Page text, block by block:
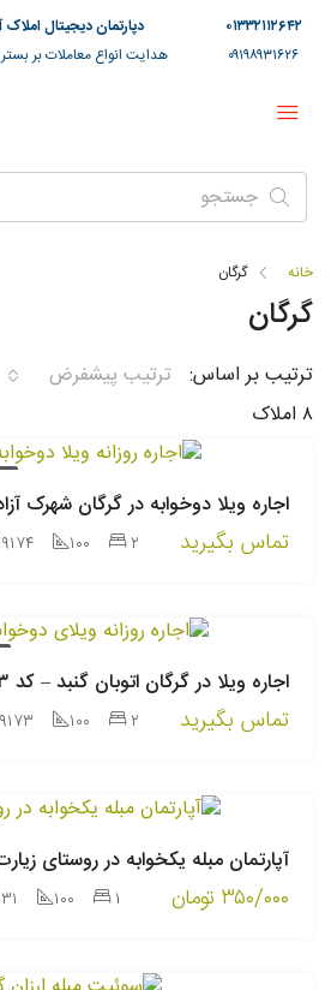
۰۱۳۳۲۱۱۲۶۴۲
۰۹۱۹۸۹۳۱۶۲۶
دپارتمان دیجیتال املاک
هدایت انواع معاملات بر
خانه گرگان
گرگان
۸ املاک
ترتیب بر اساس: ترتیب پیشفرض
اجاره ویلا دوخوابه در گرگان شهرک
تماس بگیرید ۲ ۱۰۰
اجاره ویلا در گرگان اتوبان گنبد – کد ۱۳۹۱۷۳
تماس بگیرید ۲ ۱۰۰
آپارتمان مبله یکخوابه در روستای زیارت
۳۵۰/۰۰۰ تومان ۱ ۱۰۰